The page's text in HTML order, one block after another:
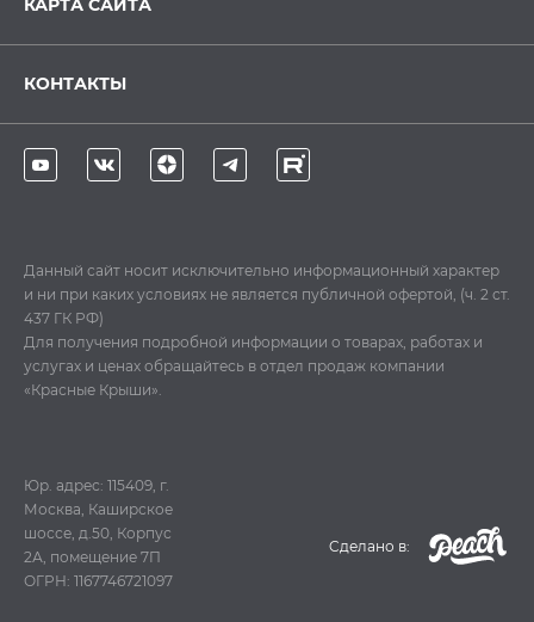
КАРТА САЙТА
КОНТАКТЫ
Данный сайт носит исключительно информационный характер
и ни при каких условиях не является публичной офертой, (ч. 2 ст.
437 ГК РФ)
Для получения подробной информации о товарах, работах и
услугах и ценах обращайтесь в отдел продаж компании
«Красные Крыши».
Юр. адрес: 115409, г.
Москва, Каширское
шоссе, д.50, Корпус
2А, помещение 7П
ОГРН: 1167746721097
Cделано в: